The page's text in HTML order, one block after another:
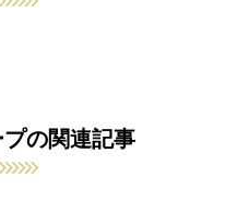
の関連記事